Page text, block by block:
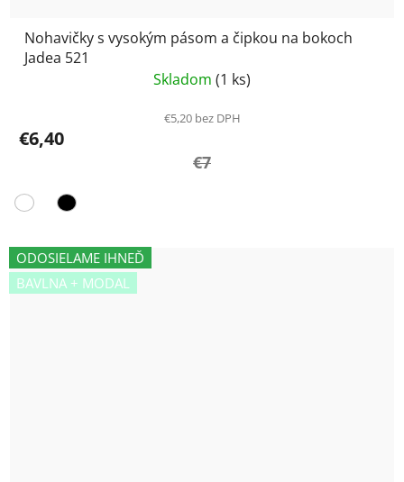
Nohavičky s vysokým pásom a čipkou na bokoch
Jadea 521
Skladom (1 ks)
€5,20 bez DPH
€6,40
€7
ODOSIELAME IHNEĎ
BAVLNA + MODAL